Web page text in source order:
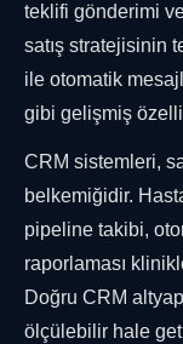
teklifi gönderimi
satış stratejisinin
ile otomatik
gibi gelişmiş
CRM sistemleri,
belkemiğidir.
pipeline takibi,
raporlaması
Doğru CRM
ölçülebilir hale